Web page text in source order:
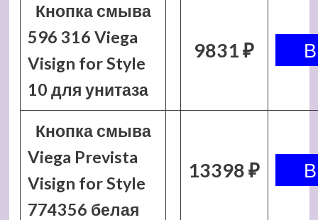
Кнопка смыва
596 316 Viega
Visign for Style
10 для унитаза
9831 ₽
Кнопка смыва
Viega Prevista
Visign for Style
774356 белая
13398 ₽